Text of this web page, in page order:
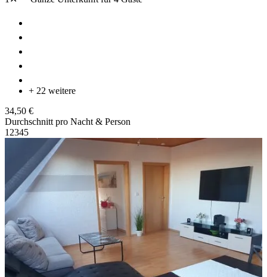
+ 22 weitere
34,50 €
Durchschnitt pro Nacht & Person
1 2345